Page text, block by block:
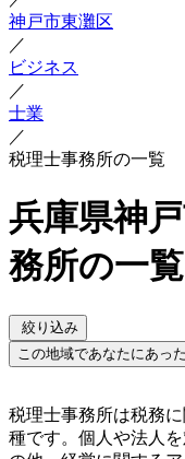
神戸市東灘区
／
ビジネス
／
士業
／
税理士事務所の一覧
兵庫県神
務所の一覧
絞り込み
この地域であなたにあっ
税理士事務所は税務
種です。個人や法人